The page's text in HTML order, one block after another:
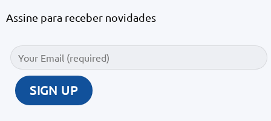
Assine para receber novidades